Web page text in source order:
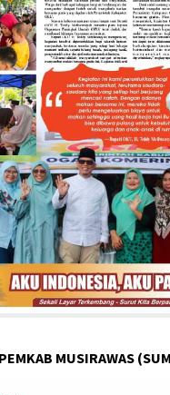
MUSIRAWAS